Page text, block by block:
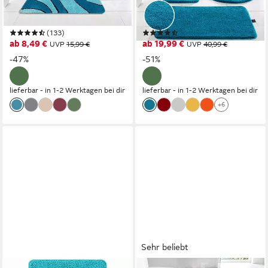
16 mm, rutschhemmend
trocknend,
fußbodenheizungsgeeignet,
Polyester, rechteckig,
Badteppich, Hoch Tief Effekt,
Modern, Weich, Wellen
(133)
ab 8,49 € UVP 15,99 €
-47%
lieferbar - in 1-2 Werktagen bei dir
Teppich, Höhe 25 mm,
rutschhemmend beschichtet,
schnell trocknend,
strapazierfähig,
fußbodenheizungsgeeignet,
Polyacryl, rechteckig,
Badteppich, Badematten,
unifarben, auch als 3 teiliges
(4107)
ab 19,99 € UVP 40,99 €
-51%
lieferbar - in 1-2 Werktagen bei dir
+6
Sehr beliebt